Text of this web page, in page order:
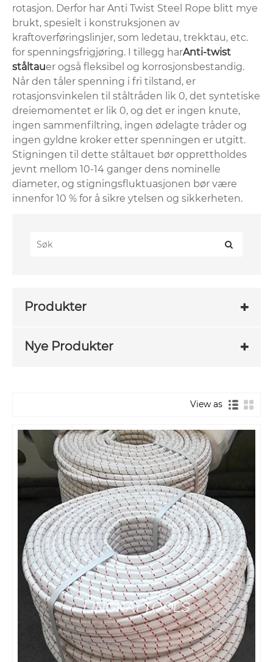
rotasjon. Derfor har Anti Twist Steel Rope blitt mye
brukt, spesielt i konstruksjonen av
kraftoverføringslinjer, som ledetau, trekktau, etc.
for spenningsfrigjøring. I tillegg harAnti-twist
ståltauer også fleksibel og korrosjonsbestandig.
Når den tåler spenning i fri tilstand, er
rotasjonsvinkelen til ståltråden lik 0, det syntetiske
dreiemomentet er lik 0, og det er ingen knute,
ingen sammenfiltring, ingen ødelagte tråder og
ingen gyldne kroker etter spenningen er utgitt.
Stigningen til dette ståltauet bør opprettholdes
jevnt mellom 10-14 ganger dens nominelle
diameter, og stigningsfluktuasjonen bør være
innenfor 10 % for å sikre ytelsen og sikkerheten‌.
Produkter
Nye Produkter
View as